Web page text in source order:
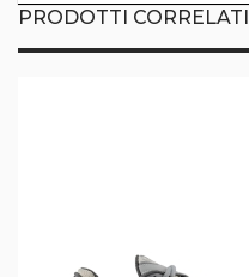
PRODOTTI CORRELATI